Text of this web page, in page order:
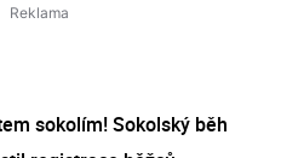
sokolím! Sokolský běh